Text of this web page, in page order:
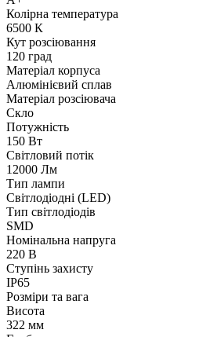
Колірна температура
6500 К
Кут розсіювання
120 град
Матеріал корпуса
Алюмінієвий сплав
Матеріал розсіювача
Скло
Потужність
150 Вт
Світловий потік
12000 Лм
Тип лампи
Світлодіодні (LED)
Тип світлодіодів
SMD
Номінальна напруга
220 В
Ступінь захисту
IP65
Розміри та вага
Висота
322 мм